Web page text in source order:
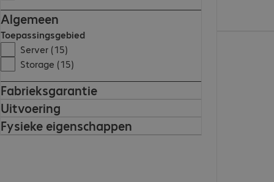
Algemeen
Toepassingsgebied
Server (15)
Storage (15)
Fabrieksgarantie
Uitvoering
Fysieke eigenschappen